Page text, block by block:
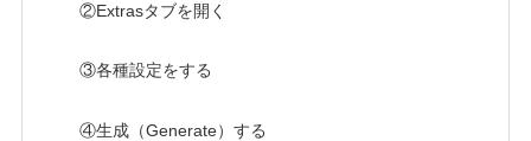
②Extrasタブを開く
③各種設定をする
④生成（Generate）する